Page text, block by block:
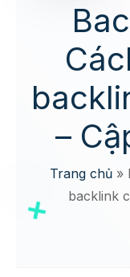
–
Trang chủ»
backlink